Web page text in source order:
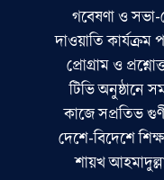
গবেষণা ও সভা-
দাওয়াতি কার্যক্রম
প্রোগ্রাম ও
টিভি অনুষ্ঠানে
কাজে সপ্রতিভ
দেশে-বিদেশে
শায়খ